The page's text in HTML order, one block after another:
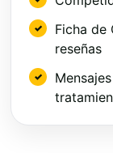
Ficha de
reseñas